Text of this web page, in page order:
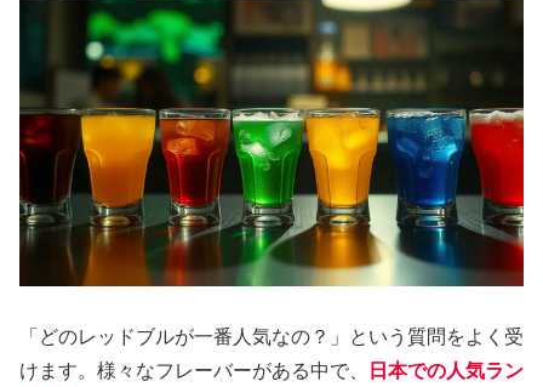
「どのレッドブルが一番人気なの？」という質問をよく受
けます。様々なフレーバーがある中で、
日本での人気ラン